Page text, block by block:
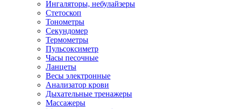
Ингаляторы, небулайзеры
Стетоскоп
Тонометры
Секундомер
Термометры
Пульсоксиметр
Часы песочные
Ланцеты
Весы электронные
Анализатор крови
Дыхательные тренажеры
Массажеры